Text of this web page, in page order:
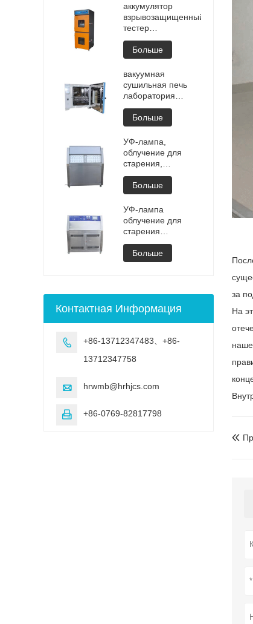
за
На

аккумулятор
взрывозащищенный
тестер
Высококачественный
портативный
аккумулятор
ноутбука
Испытание
литиевым взрывом
тестер взрыва
аккумуляторные
тестеры цена
изготовления
Больше
вакуумная
сушильная печь
лаборатория
высокотемпературная
программируемая
вакуумная
сушильная печь
камера вакуумной
дегазации цена
индивидуального
сушильного
оборудования для
вакуумной сушки
Больше
УФ-лампа,
облучение для
старения,
регулируемая
испытательная
камера, машина,
УФ-камера для
выветривания,
старение, УФ-
испытание
Больше
УФ-лампа
облучение для
старения
регулируемая
испытательная
камера
Больше
Контактная Информация

+86-13712347483、+86-
13712347758
 hrwmb@hrhjcs.com
 +86-0769-82817798